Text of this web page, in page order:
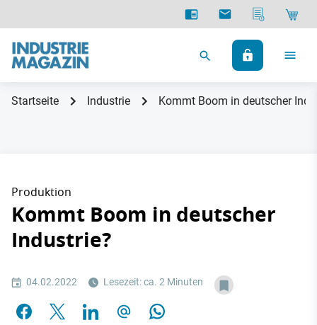
Startseite Industrie Kommt Boom in deutscher
Produktion
Kommt Boom in deutscher
Industrie?
04.02.2022 Lesezeit: ca. 2 Minuten